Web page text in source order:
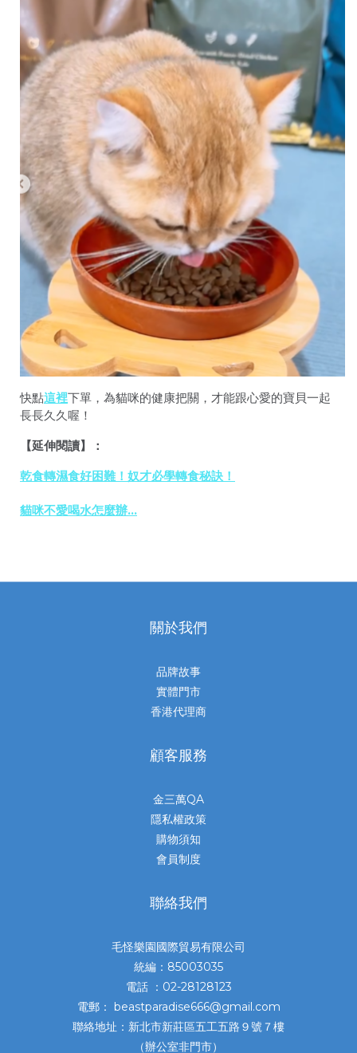
快點這裡下單，為貓咪的健康把關，才能跟心愛的寶貝一起
長長久久喔！
【延伸閱讀】：
乾食轉濕食好困難！奴才必學轉食秘訣！
貓咪不愛喝水怎麼辦…
關於我們
品牌故事
實體門市
香港代理商
顧客服務
金三萬QA
隱私權政策
購物須知
會員制度
聯絡我們
毛怪樂園國際貿易有限公司
統編：85003035
電話 ：02-28128123
電郵： beastparadise666@gmail.com
聯絡地址：新北市新莊區五工五路９號７樓
（辦公室非門市）